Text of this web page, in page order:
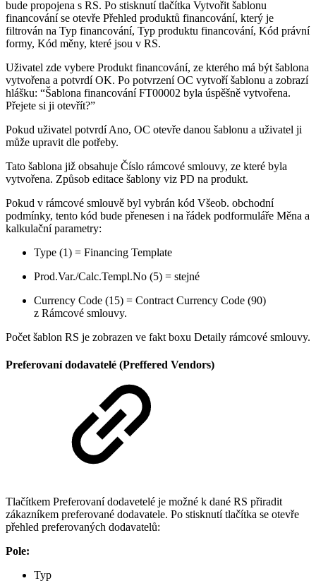
bude propojena s RS. Po stisknutí tlačítka Vytvořit šablonu
financování se otevře Přehled produktů financování, který je
filtrován na Typ financování, Typ produktu financování, Kód právní
formy, Kód měny, které jsou v RS.
Uživatel zde vybere Produkt financování, ze kterého má být šablona
vytvořena a potvrdí OK. Po potvrzení OC vytvoří šablonu a zobrazí
hlášku: “Šablona financování FT00002 byla úspěšně vytvořena.
Přejete si ji otevřít?”
Pokud uživatel potvrdí Ano, OC otevře danou šablonu a uživatel ji
může upravit dle potřeby.
Tato šablona již obsahuje Číslo rámcové smlouvy, ze které byla
vytvořena. Způsob editace šablony viz PD na produkt.
Pokud v rámcové smlouvě byl vybrán kód Všeob. obchodní
podmínky, tento kód bude přenesen i na řádek podformuláře Měna a
kalkulační parametry:
Type (1) = Financing Template
Prod.Var./Calc.Templ.No (5) = stejné
Currency Code (15) = Contract Currency Code (90)
z Rámcové smlouvy.
Počet šablon RS je zobrazen ve fakt boxu Detaily rámcové smlouvy.
Preferovaní dodavatelé (Preffered Vendors)
Tlačítkem Preferovaní dodavetelé je možné k dané RS přiradit
zákazníkem preferované dodavatele. Po stisknutí tlačítka se otevře
přehled preferovaných dodavatelů:
Pole:
Typ